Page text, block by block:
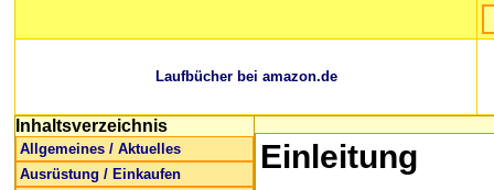
Laufbücher bei amazon.de
Inhaltsverzeichnis
Allgemeines / Aktuelles
Ausrüstung / Einkaufen
Einleitung